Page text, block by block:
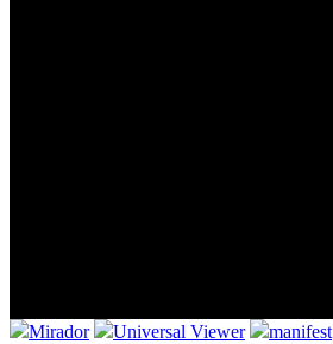
Mirador Universal Viewer manifest